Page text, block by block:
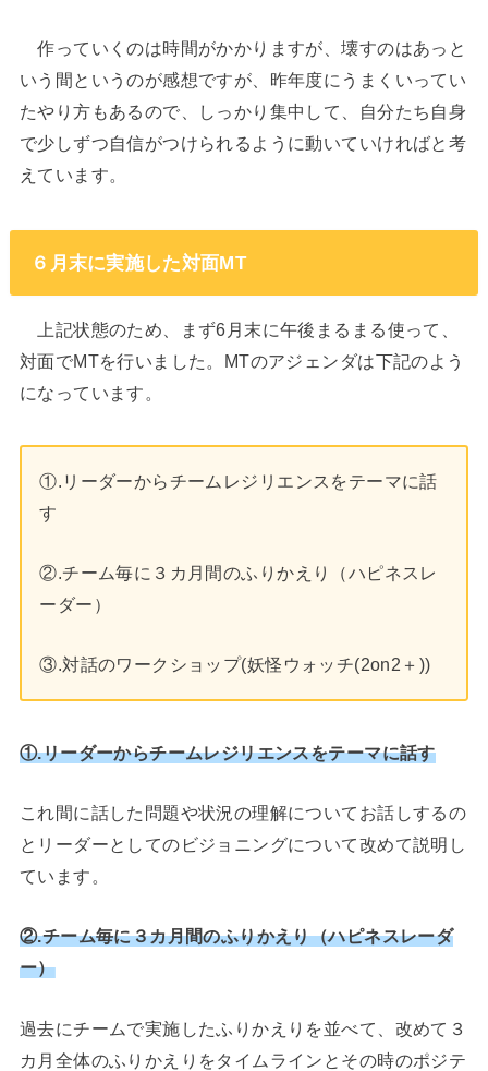
作っていくのは時間がかかりますが、壊すのはあっと
いう間というのが感想ですが、昨年度にうまくいってい
たやり方もあるので、しっかり集中して、自分たち自身
で少しずつ自信がつけられるように動いていければと考
えています。
６月末に実施した対面MT
上記状態のため、まず6月末に午後まるまる使って、
対面でMTを行いました。MTのアジェンダは下記のよう
になっています。
①.リーダーからチームレジリエンスをテーマに話
す
②.チーム毎に３カ月間のふりかえり（ハピネスレ
ーダー）
③.対話のワークショップ(妖怪ウォッチ(2on2＋))
①.リーダーからチームレジリエンスをテーマに話す
これ間に話した問題や状況の理解についてお話しするの
とリーダーとしてのビジョニングについて改めて説明し
ています。
②.チーム毎に３カ月間のふりかえり（ハピネスレーダ
ー）
過去にチームで実施したふりかえりを並べて、改めて３
カ月全体のふりかえりをタイムラインとその時のポジテ